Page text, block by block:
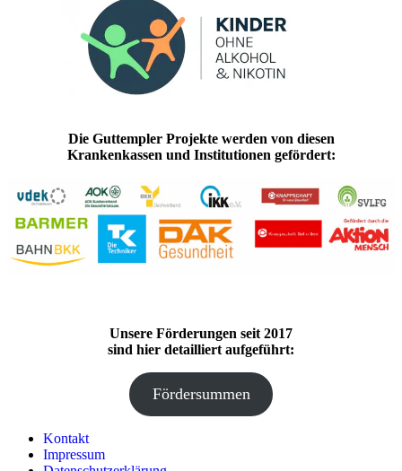
Die Guttempler Projekte werden von diesen
Krankenkassen und Institutionen gefördert:
Unsere Förderungen seit 2017
sind hier detailliert aufgeführt:
Fördersummen
Kontakt
Impressum